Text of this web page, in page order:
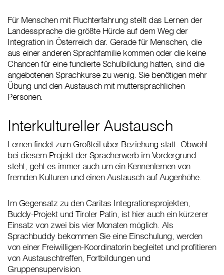
Für Menschen mit Fluchterfahrung stellt das Lernen der
Landessprache die größte Hürde auf dem Weg der
Integration in Österreich dar. Gerade für Menschen, die
aus einer anderen Sprachfamilie kommen oder die keine
Chancen für eine fundierte Schulbildung hatten, sind die
angebotenen Sprachkurse zu wenig. Sie benötigen mehr
Übung und den Austausch mit muttersprachlichen
Personen.
Interkultureller Austausch
Lernen findet zum Großteil über Beziehung statt. Obwohl
bei diesem Projekt der Spracherwerb im Vordergrund
steht, geht es immer auch um ein Kennenlernen von
fremden Kulturen und einen Austausch auf Augenhöhe.
Im Gegensatz zu den Caritas Integrationsprojekten,
Buddy-Projekt und Tiroler Patin, ist hier auch ein kürzerer
Einsatz von zwei bis vier Monaten möglich. Als
Sprachbuddy bekommen Sie eine Einschulung, werden
von einer Freiwilligen-Koordinatorin begleitet und profitieren
von Austauschtreffen, Fortbildungen und
Gruppensupervision.